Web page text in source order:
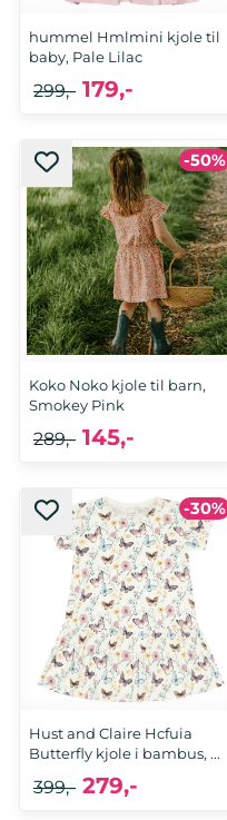
hummel Hmlmini kjole til
baby, Pale Lilac
74, 80, 92
179,-
299,-
-50%
Koko Noko kjole til barn,
Smokey Pink
98, 104, 122
145,-
289,-
-30%
Hust and Claire Hcfuia
Butterfly kjole i bambus, ...
279,-
399,-